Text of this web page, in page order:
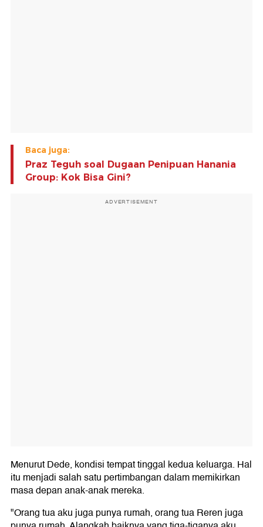
Baca juga:
Praz Teguh soal Dugaan Penipuan Hanania
Group: Kok Bisa Gini?
ADVERTISEMENT
Menurut Dede, kondisi tempat tinggal kedua keluarga. Hal
itu menjadi salah satu pertimbangan dalam memikirkan
masa depan anak-anak mereka.
"Orang tua aku juga punya rumah, orang tua Reren juga